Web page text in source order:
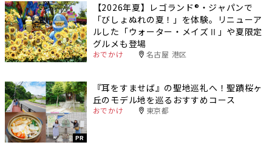
【2026年夏】レゴランド®・ジャパンで
「びしょぬれの夏！」を体験。リニューア
ルした「ウォーター・メイズⅡ」や夏限定
グルメも登場
おでかけ 名古屋 港区
PR
『耳をすませば』の聖地巡礼へ！聖蹟桜ヶ
丘のモデル地を巡るおすすめコース
おでかけ 東京都